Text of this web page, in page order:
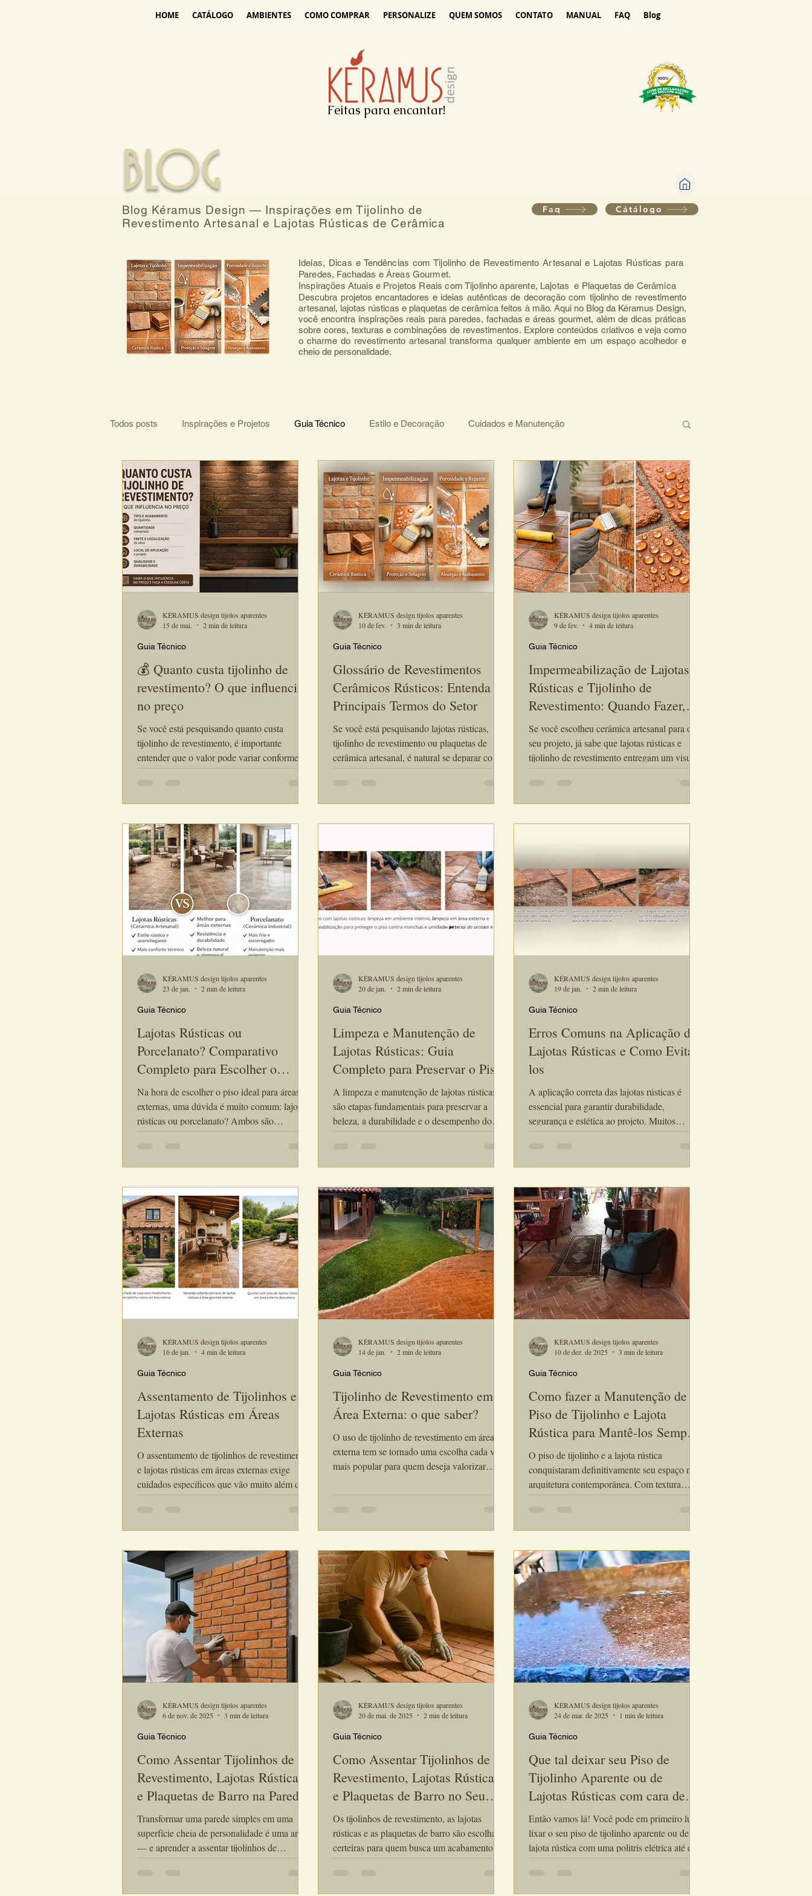
HOME CATÁLOGO AMBIENTES COMO COMPRAR PERSONALIZE QUEM SOMOS CONTATO MANUAL FAQ Blog
Feitas para encantar!
BLOG
Blog Kéramus Design — Inspirações em Tijolinho de
Revestimento Artesanal e Lajotas Rústicas de Cerâmica
Faq Cátálogo
Ideias, Dicas e Tendências com Tijolinho de Revestimento Artesanal e Lajotas Rústicas para
Paredes, Fachadas e Áreas Gourmet.
Inspirações Atuais e Projetos Reais com Tijolinho aparente, Lajotas e Plaquetas de Cerâmica
Descubra projetos encantadores e ideias autênticas de decoração com tijolinho de revestimento
artesanal, lajotas rústicas e plaquetas de cerâmica feitos à mão. Aqui no Blog da Kéramus Design,
você encontra inspirações reais para paredes, fachadas e áreas gourmet, além de dicas práticas
sobre cores, texturas e combinações de revestimentos. Explore conteúdos criativos e veja como
o charme do revestimento artesanal transforma qualquer ambiente em um espaço acolhedor e
cheio de personalidade.
Todos posts Inspirações e Projetos Guia Técnico Estilo e Decoração Cuidados e Manutenção
💰 Quanto custa tijolinho de
revestimento? O que influencia
no preço
Se você está pesquisando quanto custa
tijolinho de revestimento, é importante
entender que o valor pode variar conforme
diversos fatores, como modelo, acabamento,
frete. Mais do que comparar apenas preços, o
estético que esse revestimento proporciona.
Um tijolinho artesanal bem produzido pode
valorizar significativamente o ambiente e
oferecer um resultado visual muito superior.
Neste arti
Guia Técnico
KÉRAMUS design tijolos aparentes
15 de mai.
2 min de leitura
Glossário de Revestimentos
Cerâmicos Rústicos: Entenda os
Principais Termos do Setor
Se você está pesquisando lajotas rústicas,
tijolinho de revestimento ou plaquetas de
cerâmica artesanal, é natural se deparar com
termos técnicos que podem gerar dúvidas.
rústicos foi desenvolvido para explicar, de
Compreender esses termos não apenas facilita
seu projeto, mas também ajuda você a escol
Guia Técnico
KÉRAMUS design tijolos aparentes
10 de fev.
3 min de leitura
Impermeabilização de Lajotas
Rústicas e Tijolinho de
Revestimento: Quando Fazer,
Como Fazer e Qual Produto
Usar
Se você escolheu cerâmica artesanal para o
seu projeto, já sabe que lajotas rústicas e
tijolinho de revestimento entregam um visual
único, cheio de textura e personalidade. Para
anos — principalmente em áreas externas,
quando impermeabilizar , como fazer do jeito
certo e qual produto usar , evitando os e
Guia Técnico
KÉRAMUS design tijolos aparentes
9 de fev.
4 min de leitura
Lajotas Rústicas ou
Porcelanato? Comparativo
Completo para Escolher o
Revestimento Ideal
Na hora de escolher o piso ideal para áreas
externas, uma dúvida é muito comum: lajotas
rústicas ou porcelanato? Ambos são
amplamente utilizados, mas apresentam
durabilidade e comportamento ao longo do
opções de forma clara e prática, destacando
por que as lajotas rústicas de cerâmica
artesanal se destacam como uma escolha mais
eficiente e atemporal para áreas externas. Ao
escolher entre
Guia Técnico
KÉRAMUS design tijolos aparentes
23 de jan.
2 min de leitura
Limpeza e Manutenção de
Lajotas Rústicas: Guia
Completo para Preservar o Piso
A limpeza e manutenção de lajotas rústicas
são etapas fundamentais para preservar a
beleza, a durabilidade e o desempenho do
revestimento ao longo do tempo. Por serem
as lajotas rústicas exigem cuidados específicos
perda do aspecto natural. Neste guia
completo, você vai aprender como realizar a
limpeza correta, quais produtos utilizar, quais
práticas evitar e como manter suas lajotas
rústicas s
Guia Técnico
KÉRAMUS design tijolos aparentes
20 de jan.
2 min de leitura
Erros Comuns na Aplicação de
Lajotas Rústicas e Como Evitá-
los
A aplicação correta das lajotas rústicas é
essencial para garantir durabilidade,
segurança e estética ao projeto. Muitos
problemas que surgem em pisos e paredes
aplicação de lajotas rústicas, geralmente
inadequada de materiais ou execução
incorreta. Neste artigo, você vai entender
quais são os principais erros, por que eles
acontecem e como evitá-los para obter um
resultado técnico e
Guia Técnico
KÉRAMUS design tijolos aparentes
19 de jan.
2 min de leitura
Assentamento de Tijolinhos e
Lajotas Rústicas em Áreas
Externas
O assentamento de tijolinhos de revestimento
e lajotas rústicas em áreas externas exige
cuidados específicos que vão muito além do
processo utilizado em ambientes internos.
descobertas estão constantemente expostos ao
temperatura, fatores que impactam
diretamente a durabilidade e o desempenho
do revestimento. Quando executado
corretamente, o assentamento em áreas
externas garante não apenas resistê
Guia Técnico
KÉRAMUS design tijolos aparentes
16 de jan.
4 min de leitura
Tijolinho de Revestimento em
Área Externa: o que saber?
O uso de tijolinho de revestimento em área
externa tem se tornado uma escolha cada vez
mais popular para quem deseja valorizar
conferir um charme rústico e aconchegante, o
terminologias referentes ao mundo dos
revestimentos rústicos visite nosso Glossário !
Por que usar tijolinho de revestimento em área
exter
Guia Técnico
KÉRAMUS design tijolos aparentes
14 de jan.
2 min de leitura
Como fazer a Manutenção de
Piso de Tijolinho e Lajota
Rústica para Mantê-los Sempre
Bonitos
O piso de tijolinho e a lajota rústica
conquistaram definitivamente seu espaço na
arquitetura contemporânea. Com textura
natural, cores terrosas e um charme artesanal
reproduzir, esses materiais se tornaram
salas, cozinhas e até em quartos. Além de
beleza, entregam durabilidade, conforto
térmico e uma atmosfera acolhedora que
transforma qualquer ambiente.
Guia Técnico
KÉRAMUS design tijolos aparentes
10 de dez. de 2025
3 min de leitura
Como Assentar Tijolinhos de
Revestimento, Lajotas Rústicas
e Plaquetas de Barro na Parede?
Transformar uma parede simples em uma
superfície cheia de personalidade é uma arte
— e aprender a assentar tijolinhos de
revestimento é o primeiro passo para
Kéramus Design, os tijolinhos e lajotas
Guia Técnico
KÉRAMUS design tijolos aparentes
6 de nov. de 2025
3 min de leitura
Como Assentar Tijolinhos de
Revestimento, Lajotas Rústicas
e Plaquetas de Barro no Seu
Piso?
Os tijolinhos de revestimento, as lajotas
rústicas e as plaquetas de barro são escolhas
certeiras para quem busca um acabamento
autêntico, resistente e cheio de personalidade.
paredes, esses materiais também podem ser
Guia Técnico
KÉRAMUS design tijolos aparentes
20 de mai. de 2025
2 min de leitura
Que tal deixar seu Piso de
Tijolinho Aparente ou de
Lajotas Rústicas com cara de
Polido?
Então vamos lá! Você pode em primeiro lugar
lixar o seu piso de tijolinho aparente ou de
lajota rústica com uma politris elétrica até ele
ficar bem plano e sem ressaltos. Após isso,
aqua) , recolha o pó deste processo e misture
Guia Técnico
KÉRAMUS design tijolos aparentes
24 de mar. de 2025
1 min de leitura